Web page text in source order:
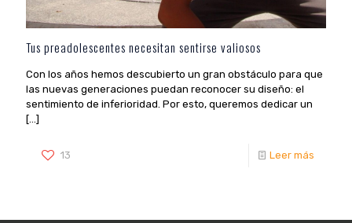
Tus preadolescentes necesitan sentirse valiosos
Con los años hemos descubierto un gran obstáculo para que
las nuevas generaciones puedan reconocer su diseño: el
sentimiento de inferioridad. Por esto, queremos dedicar un
[…]
13 Leer más